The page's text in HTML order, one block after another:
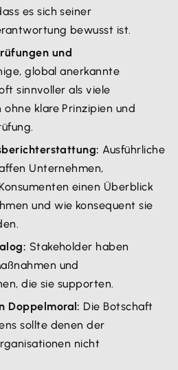
es sich seiner
bewusst ist.
und
global anerkannte
sinnvoller als viele
ohne klare Prinzipien und
Ausführliche
Unternehmen,
einen Überblick
und wie konsequent sie
Stakeholder haben
und
die sie supporten.
Doppelmoral: Die Botschaft
sollte denen der
nicht